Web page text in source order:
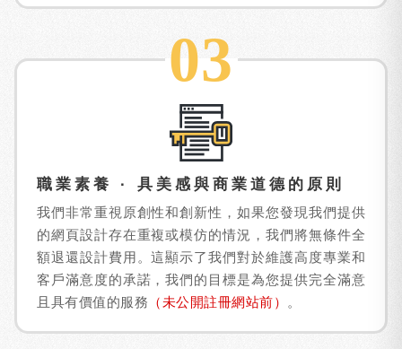
03
職業素養 · 具美感與商業道德的原則
我們非常重視原創性和創新性，如果您發現我們提供
的網頁設計存在重複或模仿的情況，我們將無條件全
額退還設計費用。這顯示了我們對於維護高度專業和
客戶滿意度的承諾，我們的目標是為您提供完全滿意
且具有價值的服務 （未公開註冊網站前） 。